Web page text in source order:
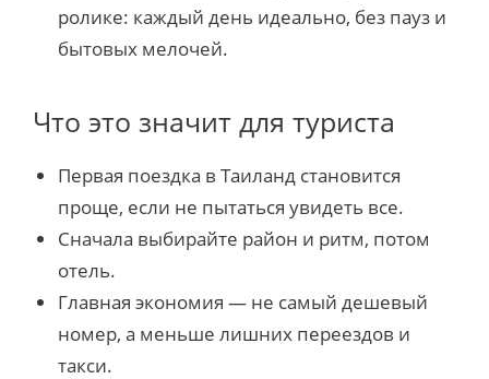
ролике: каждый день идеально, без пауз и
бытовых мелочей.
Что это значит для туриста
Первая поездка в Таиланд становится
проще, если не пытаться увидеть все.
Сначала выбирайте район и ритм, потом
отель.
Главная экономия — не самый дешевый
номер, а меньше лишних переездов и
такси.